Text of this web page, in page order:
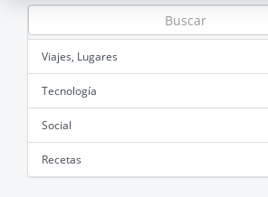
Viajes, Lugares
Tecnología
Social
Recetas